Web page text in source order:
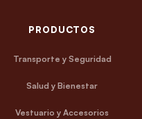
PRODUCTOS
Transporte y Seguridad
Salud y Bienestar
Vestuario y Accesorios